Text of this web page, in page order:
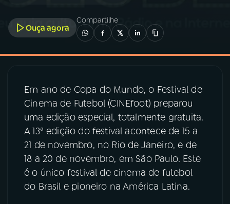
A RÁDIO
03PROGRAMAÇÃO
04 PROGRAMAS
PODCASTS
06 VIDEOCASTS
Ouça agora
Compartilhe
Em ano de Copa do Mundo, o Festival de
Cinema de Futebol (CINEfoot) preparou
uma edição especial, totalmente gratuita.
A 13ª edição do festival acontece de 15 a
21 de novembro, no Rio de Janeiro, e de
18 a 20 de novembro, em São Paulo. Este
é o único festival de cinema de futebol
do Brasil e pioneiro na América Latina.